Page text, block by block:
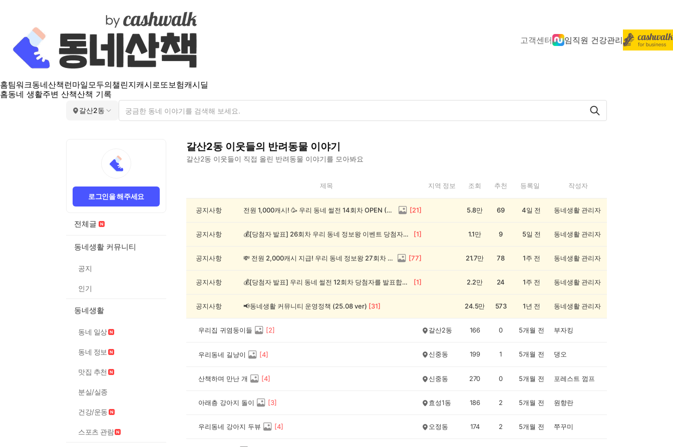
고객센터 임직원 건강관리
홈팀워크동네산책 런마일모두의챌린지캐시로또보험캐시딜
홈동네 생활주변 산책산책 기록
갈산2동
로그인을 해주세요
전체글
동네생활 커뮤니티
공지
인기
동네생활
동네 일상
동네 정보
맛집 추천
분실/실종
건강/운동
스포츠 관람
갈산2동 이웃들의 반려동물 이야기
갈산2동 이웃들이 직접 올린 반려동물 이야기를 모아봐요
2
제목 지역 정보 조회 추천 등록일 작성자
공지사항 전원 1,000캐시! 🥳 우리 동네 썰전 14회차 OPEN (~8/17) [21] 5.8만 69 4일 전 동네생활 관리자
공지사항 💰[당첨자 발표] 26회차 우리 동네 정보왕 이벤트 당첨자를 발표합니다! [1] 1.1만 9 5일 전 동네생활 관리자
공지사항 💸 전원 2,000캐시 지급! 우리 동네 정보왕 27회차 (~8/10) [77] 21.7만 78 1주 전 동네생활 관리자
공지사항 💰[당첨자 발표] 우리 동네 썰전 12회차 당첨자를 발표합니다! [1] 2.2만 24 1주 전 동네생활 관리자
공지사항 📢동네생활 커뮤니티 운영정책 (25.08 ver) [31] 24.5만 573 1년 전 동네생활 관리자
우리집 귀염둥이들 [2] 갈산2동 166 0 5개월 전 부자킹
우리동네 길냥이 [4] 신중동 199 1 5개월 전 댕오
산책하며 만난 개 [4] 신중동 270 0 5개월 전 포레스트 껌프
아래층 강아지 돌이 [3] 효성1동 186 2 5개월 전 원향란
우리동네 강아지 두뷰 [4] 오정동 174 2 5개월 전 쭈꾸미